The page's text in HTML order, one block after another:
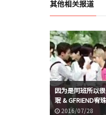
其他相关报道
因为是同班所以
珉 & GFRIEND宥
2016/07/28